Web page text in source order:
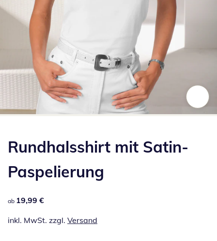
Rundhalsshirt mit Satin-
Paspelierung
19,99 €
ab 19,99 €
inkl. MwSt. zzgl. Versand